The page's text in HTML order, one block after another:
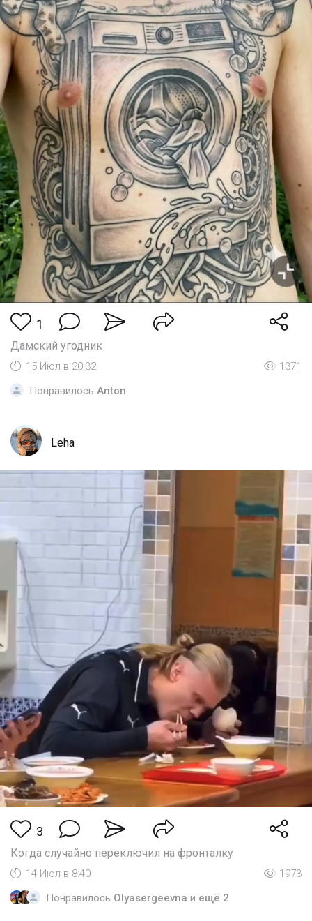
1
Дамский угодник
15 Июл в 20:32
1371
Понравилось Anton
Leha
3
Когда случайно переключил на фронталку
14 Июл в 8:40
1973
Понравилось Olyasergeevna и ещё 2